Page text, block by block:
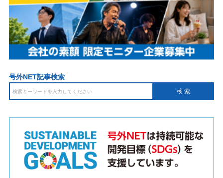
号外NET記事検索